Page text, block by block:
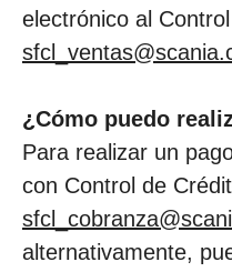
electrónico al
¿Cómo puedo
Para realizar un
con Control de
alternativamente,